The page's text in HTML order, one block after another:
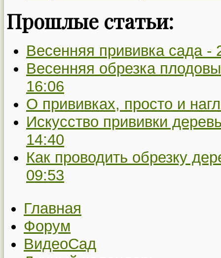
Прошлые статьи:
Весенняя прививка сада -
Весенняя обрезка
16:06
О прививках, просто и
Искусство прививки
14:40
Как проводить обрезку
09:53
Главная
Форум
ВидеоСад